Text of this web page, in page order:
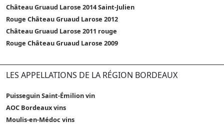
Château Gruaud Larose 2014 Saint-Julien
Rouge Château Gruaud Larose 2012
Château Gruaud Larose 2011 rouge
Rouge Château Gruaud Larose 2009
LES APPELLATIONS DE LA RÉGION BORDEAUX
Puisseguin Saint-Émilion vin
AOC Bordeaux vins
Moulis-en-Médoc vins